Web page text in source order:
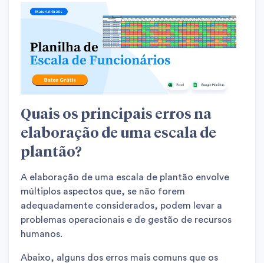
Quais os principais erros na
elaboração de uma escala de
plantão?
A elaboração de uma escala de plantão envolve
múltiplos aspectos que, se não forem
adequadamente considerados, podem levar a
problemas operacionais e de gestão de recursos
humanos.
Abaixo, alguns dos erros mais comuns que os